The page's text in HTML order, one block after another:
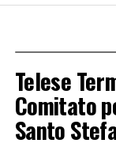
Telese
Comitato
Santo